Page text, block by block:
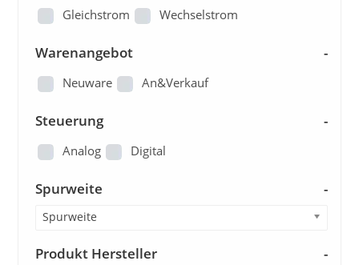
Fertiganlagen/Dioramen
Figuren
Gleisbau
Kataloge und Pläne
Landschaftsbau
Loks
Modellautos
Modellbau - Sonstige
Gleichstrom Wechselstrom
Warenangebot -
Neuware An&Verkauf
Steuerung -
Analog Digital
Spurweite -
Spurweite
Produkt Hersteller -